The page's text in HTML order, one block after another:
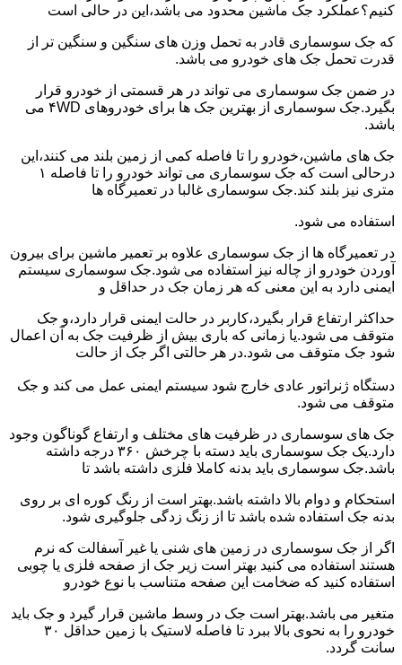
کنیم؟عملکرد جک ماشین محدود می باشد،این در حالی است
که جک سوسماری قادر به تحمل وزن های سنگین و سنگین تر از
قدرت تحمل جک های خودرو می باشد.
در ضمن جک سوسماری می تواند در هر قسمتی از خودرو قرار
بگیرد.جک سوسماری از بهترین جک ها برای خودروهای ۴WD می
باشد.
جک های ماشین،خودرو را تا فاصله کمی از زمین بلند می کنند،این
درحالی است که جک سوسماری می تواند خودرو را تا فاصله ۱
متری نیز بلند کند.جک سوسماری غالبا در تعمیرگاه ها
استفاده می شود.
در تعمیرگاه ها از جک سوسماری علاوه بر تعمیر ماشین برای بیرون
آوردن خودرو از چاله نیز استفاده می شود.جک سوسماری سیستم
ایمنی دارد به این معنی که هر زمان جک در حداقل و
حداکثر ارتفاع قرار بگیرد،کاربر در حالت ایمنی قرار دارد،و جک
متوقف می شود.یا زمانی که باری بیش از ظرفیت جک به آن اعمال
شود جک متوقف می شود.در هر حالتی اگر جک از حالت
دستگاه ژنراتور عادی خارج شود سیستم ایمنی عمل می کند و جک
متوقف می شود.
جک های سوسماری در ظرفیت های مختلف و ارتفاع گوناگون وجود
دارد.یک جک سوسماری باید دسته با چرخش ۳۶۰ درجه داشته
باشد.جک سوسماری باید بدنه کاملا فلزی داشته باشد تا
استحکام و دوام بالا داشته باشد.بهتر است از رنگ کوره ای بر روی
بدنه جک استفاده شده باشد تا از زنگ زدگی جلوگیری شود.
اگر از جک سوسماری در زمین های شنی یا غیر آسفالت که نرم
هستند استفاده می کنید بهتر است زیر جک از صفحه فلزی یا چوبی
استفاده کنید که ضخامت این صفحه متناسب با نوع خودرو
متغیر می باشد.بهتر است جک در وسط ماشین قرار گیرد و جک باید
خودرو را به نحوی بالا ببرد تا فاصله لاستیک با زمین حداقل ۳۰
سانت گردد.